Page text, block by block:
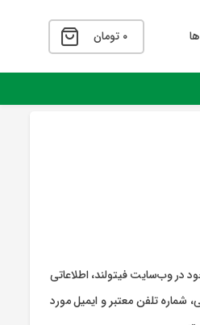
۰ تومان
در وب‌سایت فیتولند، اطلاعاتی
شماره تلفن معتبر و ایمیل مورد